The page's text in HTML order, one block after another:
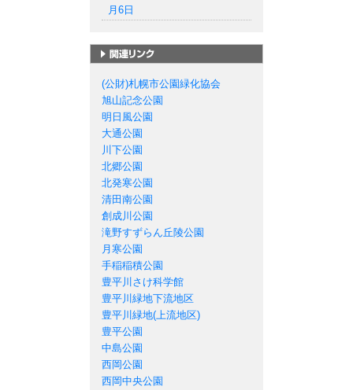
月6日
(公財)札幌市公園緑化協会
旭山記念公園
明日風公園
大通公園
川下公園
北郷公園
北発寒公園
清田南公園
創成川公園
滝野すずらん丘陵公園
月寒公園
手稲稲積公園
豊平川さけ科学館
豊平川緑地下流地区
豊平川緑地(上流地区)
豊平公園
中島公園
西岡公園
西岡中央公園